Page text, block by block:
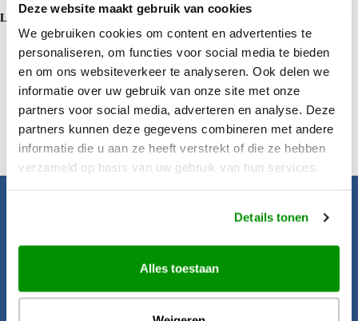
Deze website maakt gebruik van cookies
We gebruiken cookies om content en advertenties te
personaliseren, om functies voor social media te bieden
en om ons websiteverkeer te analyseren. Ook delen we
informatie over uw gebruik van onze site met onze
partners voor social media, adverteren en analyse. Deze
partners kunnen deze gegevens combineren met andere
informatie die u aan ze heeft verstrekt of die ze hebben
verzameld op basis van uw gebruik van hun services.
Details tonen
Alles toestaan
meest afgelegen eiland ter wereld
Paaseiland
LEES MEER
Bestemmingen